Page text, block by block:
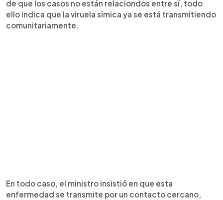
de que los casos no están relaciondos entre sí, todo
ello indica que la viruela símica ya se está transmitiendo
comunitariamente.
En todo caso, el ministro insistió en que esta
enfermedad se transmite por un contacto cercano,